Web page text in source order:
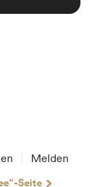
Melden
Seite